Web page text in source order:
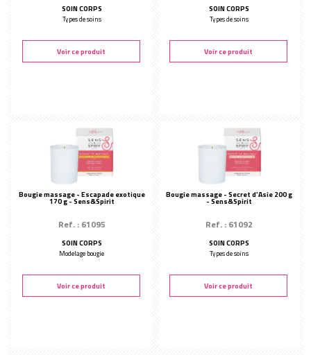
SOIN CORPS
Types de soins
Voir ce produit
SOIN CORPS
Types de soins
Voir ce produit
Bougie massage - Escapade exotique
170 g - Sens&Spirit
Ref. : 61095
SOIN CORPS
Modelage bougie
Voir ce produit
Bougie massage - Secret d'Asie 200 g
- Sens&Spirit
Ref. : 61092
SOIN CORPS
Types de soins
Voir ce produit